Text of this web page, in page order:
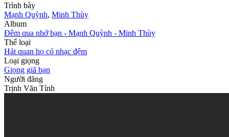
Trình bày
Mạnh Quỳnh, Minh Thùy
Album
Đêm qua nhớ bạn - Mạnh Quỳnh - Minh Thùy
Thể loại
Hát quan họ có nhạc đệm
Loại giọng
Giọng giã bạn
Người đăng
Trịnh Văn Tỉnh